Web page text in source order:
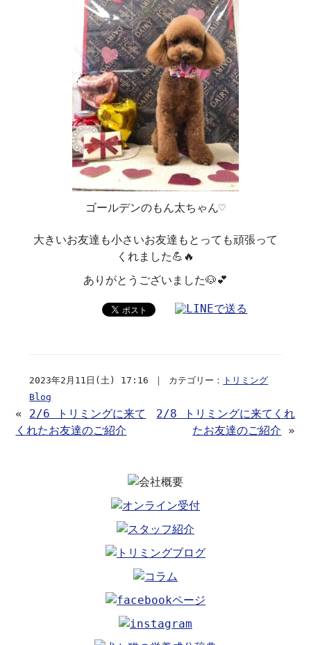
ゴールデンのもん太ちゃん♡
大きいお友達も小さいお友達もとっても頑張って
くれました💪🔥
ありがとうございました🐶💕
2023年2月11日(土) 17:16 ｜ カテゴリー： トリミング
Blog
« 2/6 トリミングに来て
くれたお友達のご紹介
2/8 トリミングに来てくれ
たお友達のご紹介 »